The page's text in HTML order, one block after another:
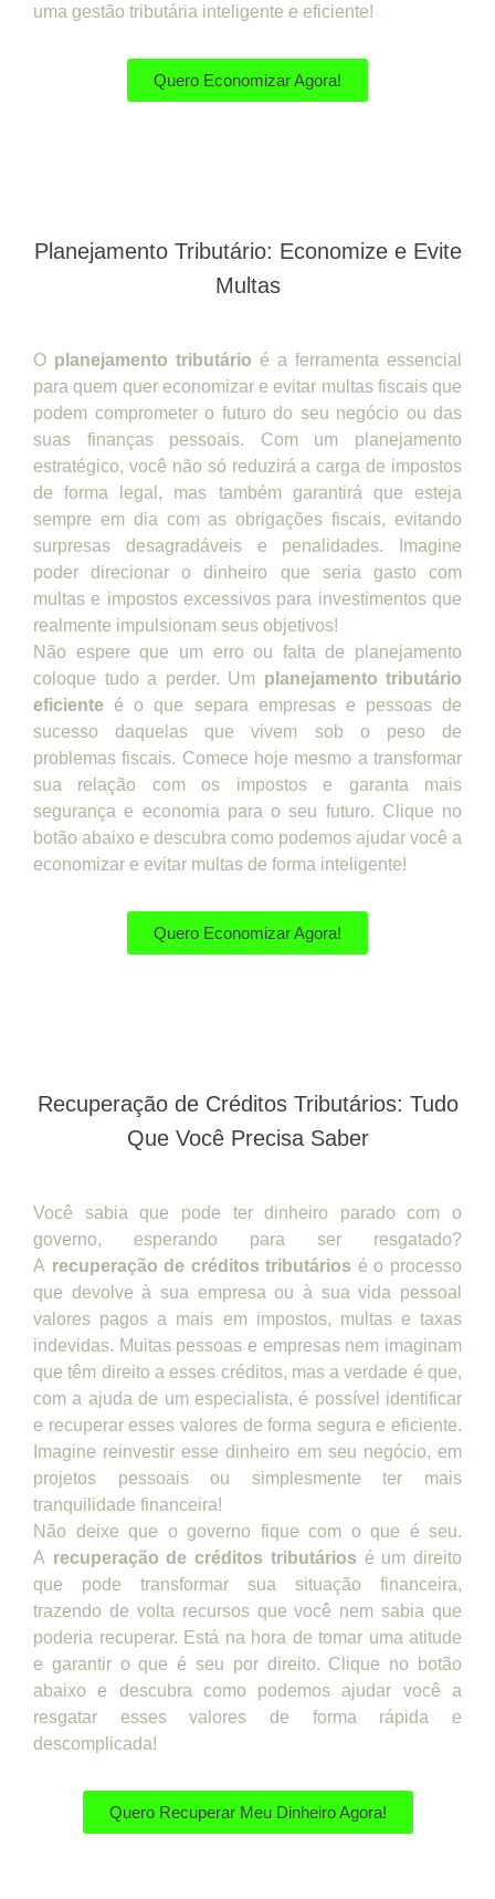
uma gestão tributária inteligente e eficiente!
Quero Economizar Agora!
Planejamento Tributário: Economize e Evite
Multas
O planejamento tributário é a ferramenta essencial
para quem quer economizar e evitar multas fiscais que
podem comprometer o futuro do seu negócio ou das
suas finanças pessoais. Com um planejamento
estratégico, você não só reduzirá a carga de impostos
de forma legal, mas também garantirá que esteja
sempre em dia com as obrigações fiscais, evitando
surpresas desagradáveis e penalidades. Imagine
poder direcionar o dinheiro que seria gasto com
multas e impostos excessivos para investimentos que
realmente impulsionam seus objetivos!
Não espere que um erro ou falta de planejamento
coloque tudo a perder. Um planejamento tributário
eficiente é o que separa empresas e pessoas de
sucesso daquelas que vivem sob o peso de
problemas fiscais. Comece hoje mesmo a transformar
sua relação com os impostos e garanta mais
segurança e economia para o seu futuro. Clique no
botão abaixo e descubra como podemos ajudar você a
economizar e evitar multas de forma inteligente!
Quero Economizar Agora!
Recuperação de Créditos Tributários: Tudo
Que Você Precisa Saber
Você sabia que pode ter dinheiro parado com o
governo, esperando para ser resgatado?
A recuperação de créditos tributários é o processo
que devolve à sua empresa ou à sua vida pessoal
valores pagos a mais em impostos, multas e taxas
indevidas. Muitas pessoas e empresas nem imaginam
que têm direito a esses créditos, mas a verdade é que,
com a ajuda de um especialista, é possível identificar
e recuperar esses valores de forma segura e eficiente.
Imagine reinvestir esse dinheiro em seu negócio, em
projetos pessoais ou simplesmente ter mais
tranquilidade financeira!
Não deixe que o governo fique com o que é seu.
A recuperação de créditos tributários é um direito
que pode transformar sua situação financeira,
trazendo de volta recursos que você nem sabia que
poderia recuperar. Está na hora de tomar uma atitude
e garantir o que é seu por direito. Clique no botão
abaixo e descubra como podemos ajudar você a
resgatar esses valores de forma rápida e
descomplicada!
Quero Recuperar Meu Dinheiro Agora!